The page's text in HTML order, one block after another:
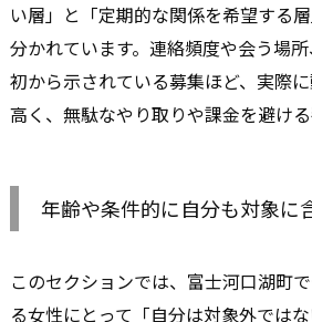
い層」と「定期的な関係を希望する
分かれています。連絡頻度や会う場
初から示されている募集ほど、実際
高く、無駄なやり取りや課金を避ける
年齢や条件的に自分も対象に
このセクションでは、富士河口湖町
る女性にとって「自分は対象外では